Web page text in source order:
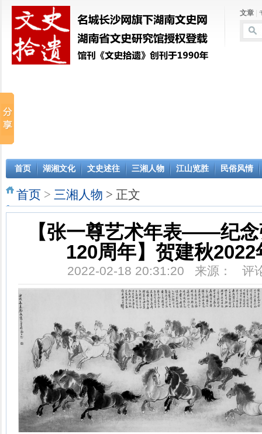
文章
首页 湖湘文化 文史述往 三湘人物 江山览胜 民俗风情
首页 > 三湘人物 > 正文
【张一尊艺术年表——纪
120周年】贺建秋2022
2022-02-18 20:31:20 来源： 评